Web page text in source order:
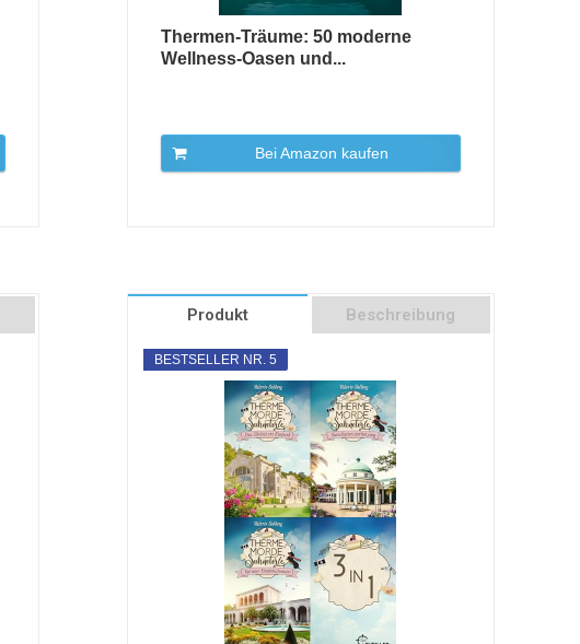
Thermen-Träume: 50 moderne
Wellness-Oasen und...
Bei Amazon kaufen
Produkt Beschreibung
BESTSELLER NR. 5